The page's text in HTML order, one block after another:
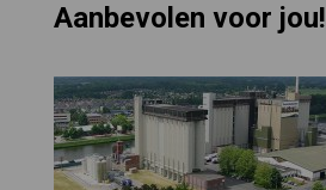
Aanbevolen voor jou!